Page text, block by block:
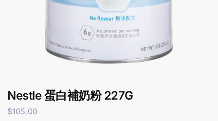
Nestle 蛋白補奶粉 227G
$105.00